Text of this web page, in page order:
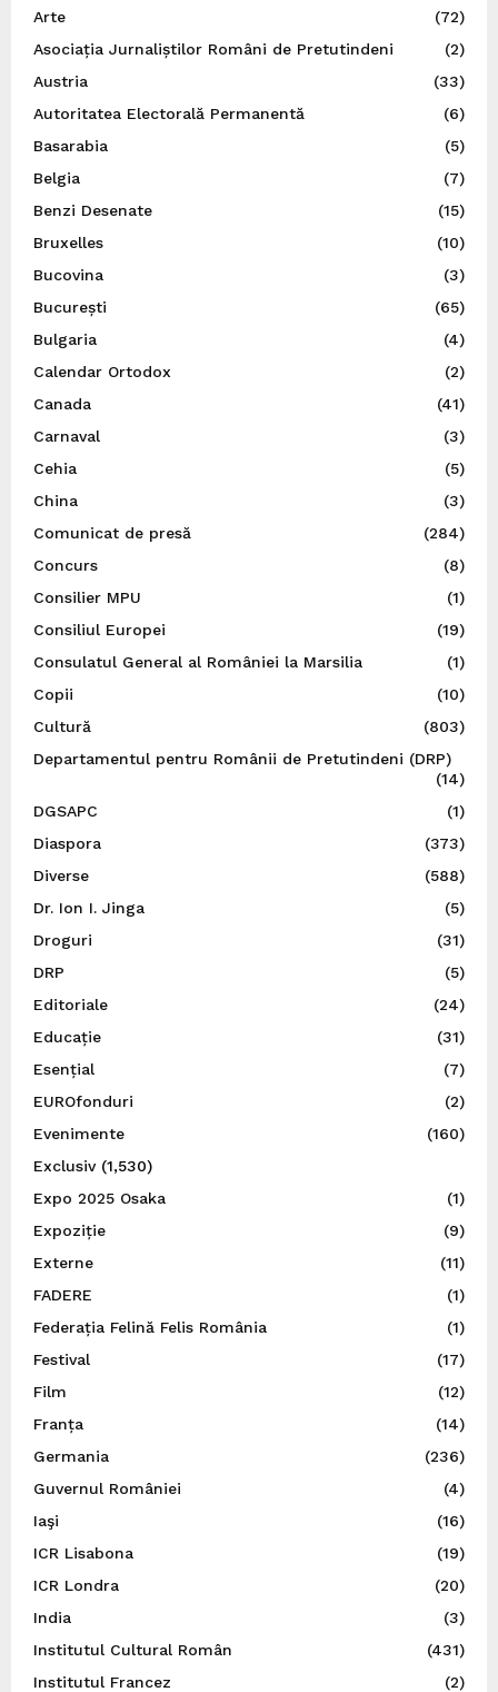
Arte
(72)
Asociația Jurnaliștilor Români de Pretutindeni
(2)
Austria
(33)
Autoritatea Electorală Permanentă
(6)
Basarabia
(5)
Belgia
(7)
Benzi Desenate
(15)
Bruxelles
(10)
Bucovina
(3)
București
(65)
Bulgaria
(4)
Calendar Ortodox
(2)
Canada
(41)
Carnaval
(3)
Cehia
(5)
China
(3)
Comunicat de presă
(284)
Concurs
(8)
Consilier MPU
(1)
Consiliul Europei
(19)
Consulatul General al României la Marsilia
(1)
Copii
(10)
Cultură
(803)
Departamentul pentru Românii de Pretutindeni (DRP)
(14)
DGSAPC
(1)
Diaspora
(373)
Diverse
(588)
Dr. Ion I. Jinga
(5)
Droguri
(31)
DRP
(5)
Editoriale
(24)
Educație
(31)
Esențial
(7)
EUROfonduri
(2)
Evenimente
(160)
Exclusiv(1,530)
Expo 2025 Osaka
(1)
Expoziție
(9)
Externe
(11)
FADERE
(1)
Federația Felină Felis România
(1)
Festival
(17)
Film
(12)
Franța
(14)
Germania
(236)
Guvernul României
(4)
Iaşi
(16)
ICR Lisabona
(19)
ICR Londra
(20)
India
(3)
Institutul Cultural Român
(431)
Institutul Francez
(2)